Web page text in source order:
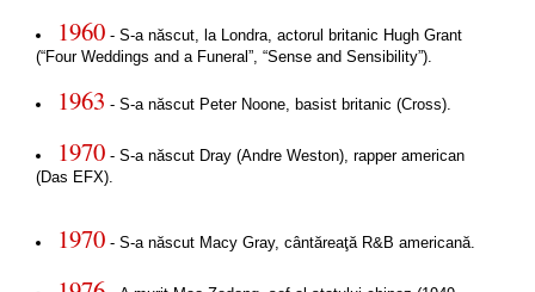
1960- S-a născut, la Londra, actorul britanic Hugh Grant
(“Four Weddings and a Funeral”, “Sense and Sensibility”).
1963 - S-a născut Peter Noone, basist britanic (Cross).
1970- S-a născut Dray (Andre Weston), rapper american
(Das EFX).
1970- S-a născut Macy Gray, cântăreaţă R&B americană.